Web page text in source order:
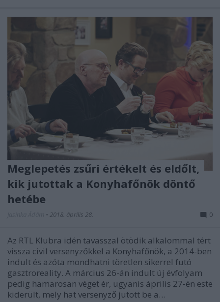
Meglepetés zsűri értékelt és eldőlt,
kik jutottak a Konyhafőnök döntő
hetébe
• 2018. április 28. 0
Az RTL Klubra idén tavasszal ötödik alkalommal tért
vissza civil versenyzőkkel a Konyhafőnök, a 2014-ben
indult és azóta mondhatni töretlen sikerrel futó
gasztroreality. A március 26-án indult új évfolyam
pedig hamarosan véget ér, ugyanis április 27-én este
kiderült, mely hat versenyző jutott be a…